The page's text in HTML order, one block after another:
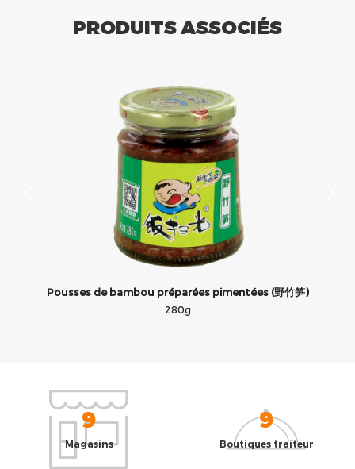
PRODUITS ASSOCIÉS
Pousses de bambou préparées pimentées (野竹笋)
280g
9
Magasins
9
Boutiques traiteur